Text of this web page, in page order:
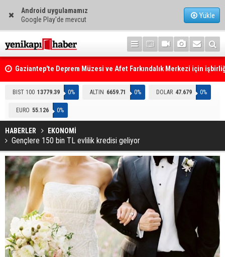
Android uygulamamız
Google Play'de mevcut
Yükle
Gaziantep'te Deprem Müzesi ve Afet Farkındalık Merkezi için
protokolü imzalandı
Resmi Gazete'de Bugün
BIST 100 13779.39 0% ALTIN 6659.71 0% DOLAR 47.679 0%
EURO 55.126 0%
HABERLER EKONOMİ
Gençlere 150 bin TL evlilik kredisi geliyor